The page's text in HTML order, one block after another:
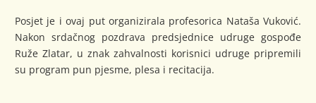
Posjet je i ovaj put organizirala profesorica Nataša Vuković.
Nakon srdačnog pozdrava predsjednice udruge gospođe
Ruže Zlatar, u znak zahvalnosti korisnici udruge pripremili
su program pun pjesme, plesa i recitacija.